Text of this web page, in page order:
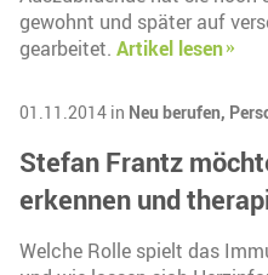
gewohnt und später auf
gearbeitet. Artikel lesen
01.11.2014 in Neu berufen,
Stefan Frantz
erkennen und
Welche Rolle spielt das